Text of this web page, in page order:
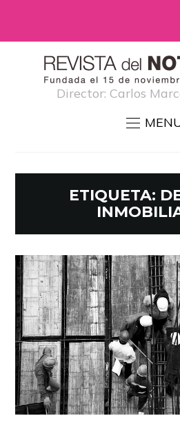
Director: Carlos
ETIQUETA: